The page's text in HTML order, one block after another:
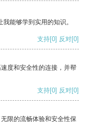
能够学到实用的知识。
支持[0] 反对[0]
度和安全性的连接，并帮
支持[0] 反对[0]
限的流畅体验和安全性保